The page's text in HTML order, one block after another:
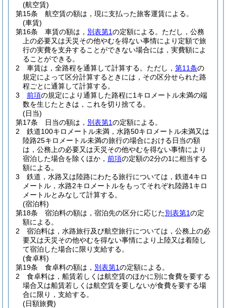
(航空賃)
第15条
航空賃の額は，現に支払った旅客運賃による。
(車賃)
第16条
車賃の額は， 別表第1の定額による。 ただし，公務
上の必要又は天災その他やむを得ない事情により定額で旅
行の実費を支弁することができない場合には，実費額によ
ることができる。
2
車賃は，全路程を通算して計算する。 ただし， 第11条の
規定によって区分計算するときには，その区分せられた路
程ごとに通算して計算する。
3
前項の規定により通算した路程に1キロメートル未満の端
数を生じたときは，これを切り捨てる。
(日当)
第17条
日当の額は， 別表第1の定額による。
2
鉄道100キロメートル未満，水路50キロメートル未満又は
陸路25キロメートル未満の旅行の場合における日当の額
は，公務上の必要又は天災その他やむを得ない事情により
宿泊した場合を除くほか， 前項の定額の2分の1に相当する
額による。
3
鉄道，水路又は陸路にわたる旅行については，鉄道4キロ
メートル，水路2キロメートルをもってそれぞれ陸路1キロ
メートルとみなして計算する。
(宿泊料)
第18条
宿泊料の額は，宿泊先の区分に応じた別表第1の定
額による。
2
宿泊料は，水路旅行及び航空旅行については，公務上の必
要又は天災その他やむを得ない事情により上陸又は着陸し
て宿泊した場合に限り支給する。
(食卓料)
第19条
食卓料の額は， 別表第1の定額による。
2
食卓料は，船賃若しくは航空賃のほかに別に食費を要する
場合又は船賃若しくは航空賃を要しないが食費を要する場
合に限り，支給する。
(日額旅費)